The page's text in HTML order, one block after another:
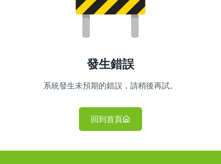
發生錯誤
系統發生未預期的錯誤，請稍後再試。
回到首頁